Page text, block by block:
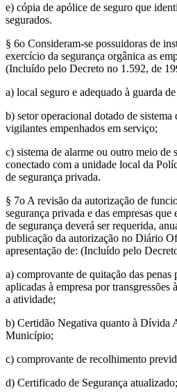
e) cópia de apólice de seguro que
segurados.
§ 6o Consideram-se possuidoras de
exercício da segurança orgânica as
(Incluído pelo Decreto no 1.592, de
a) local seguro e adequado à guarda
b) setor operacional dotado de
vigilantes empenhados em serviço;
c) sistema de alarme ou outro meio de
conectado com a unidade local da
de segurança privada.
§ 7o A revisão da autorização de
segurança privada e das empresas
de segurança deverá ser requerida,
publicação da autorização no Diário
apresentação de: (Incluído pelo
a) comprovante de quitação das penas
aplicadas à empresa por transgressões
a atividade;
b) Certidão Negativa quanto à Dívida
Município;
c) comprovante de recolhimento
d) Certificado de Segurança atualizado;